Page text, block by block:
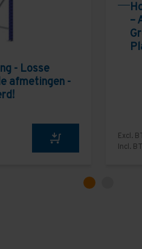
- Losse
afmetingen -
–
Excl.
Incl.